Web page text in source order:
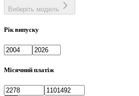
Виберіть модель
Рік випуску
Місячний платіж